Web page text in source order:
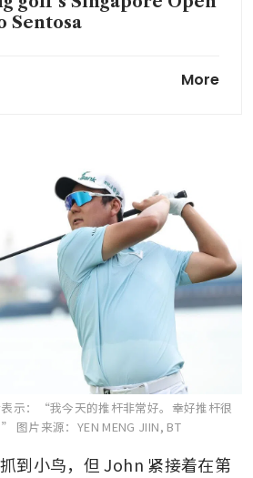
Sentosa
of Singapore golfMore
示：“我今天的推杆非常好。幸好推杆很
图片来源：YEN MENG JIIN, BT
到小鸟，但 John 紧接着在第